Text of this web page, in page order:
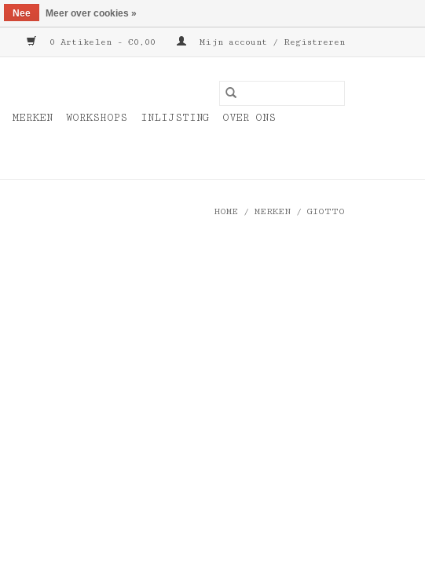
0 Artikelen - €0,00 Mijn account / Registreren
MERKEN WORKSHOPS INLIJSTING
OVER ONS
HOME / MERKEN / GIOTTO
Nee Meer over cookies »